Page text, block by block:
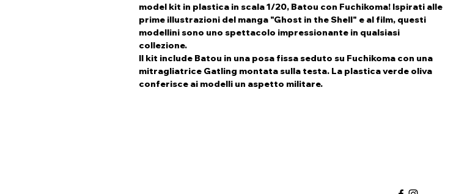
model kit in plastica in scala 1/20, Batou con Fuchikoma! Ispirati alle
prime illustrazioni del manga "Ghost in the Shell" e al film, questi
modellini sono uno spettacolo impressionante in qualsiasi
collezione.
Il kit include Batou in una posa fissa seduto su Fuchikoma con una
mitragliatrice Gatling montata sulla testa. La plastica verde oliva
conferisce ai modelli un aspetto militare.